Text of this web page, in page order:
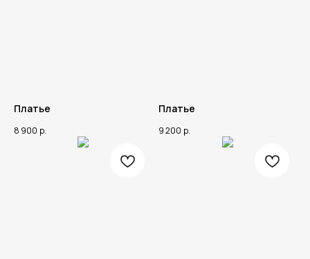
Платье
8 900 р.
Платье
9 200 р.